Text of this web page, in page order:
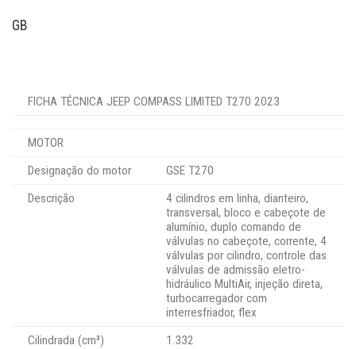
GB
FICHA TÉCNICA JEEP COMPASS LIMITED T270 2023
MOTOR
Designação do motor
GSE T270
Descrição
4 cilindros em linha, dianteiro,
transversal, bloco e cabeçote de
alumínio, duplo comando de
válvulas no cabeçote, corrente, 4
válvulas por cilindro, controle das
válvulas de admissão eletro-
hidráulico MultiAir, injeção direta,
turbocarregador com
interresfriador, flex
Cilindrada (cm³)
1.332